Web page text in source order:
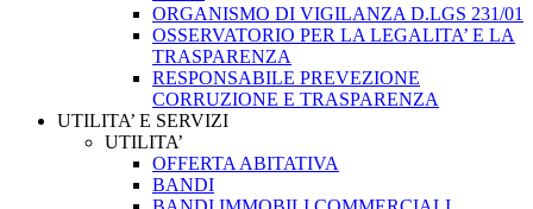
ORGANISMO DI VIGILANZA D.LGS 231/01
OSSERVATORIO PER LA LEGALITA’ E LA
TRASPARENZA
RESPONSABILE PREVEZIONE
CORRUZIONE E TRASPARENZA
UTILITA’ E SERVIZI
UTILITA’
OFFERTA ABITATIVA
BANDI